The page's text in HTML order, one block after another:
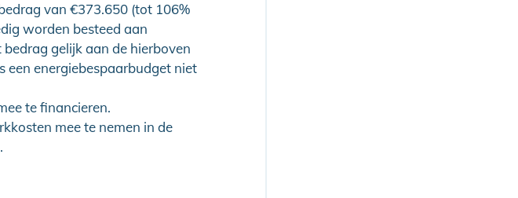
van €373.650 (tot 106%
worden besteed aan
gelijk aan de hierboven
een energiebespaarbudget niet
te financieren.
mee te nemen in de